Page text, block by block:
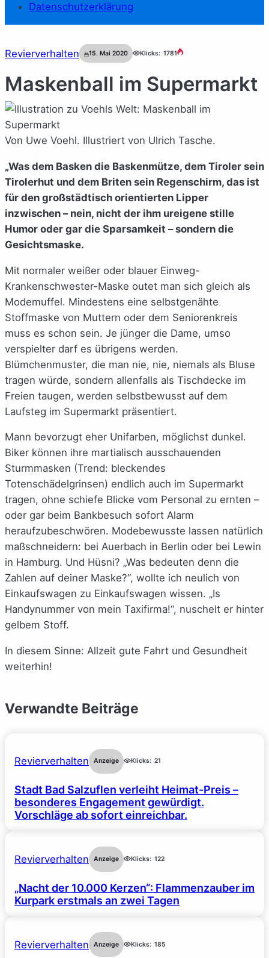
Datenschutzerklärung
Revierverhalten 15. Mai 2020 Klicks: 1781
Maskenball im Supermarkt
Von Uwe Voehl. Illustriert von Ulrich Tasche.
„Was dem Basken die Baskenmütze, dem Tiroler sein
Tirolerhut und dem Briten sein Regenschirm, das ist
für den großstädtisch orientierten Lipper
inzwischen – nein, nicht der ihm ureigene stille
Humor oder gar die Sparsamkeit – sondern die
Gesichtsmaske.
Mit normaler weißer oder blauer Einweg-
Krankenschwester-Maske outet man sich gleich als
Modemuffel. Mindestens eine selbstgenähte
Stoffmaske von Muttern oder dem Seniorenkreis
muss es schon sein. Je jünger die Dame, umso
verspielter darf es übrigens werden.
Blümchenmuster, die man nie, nie, niemals als Bluse
tragen würde, sondern allenfalls als Tischdecke im
Freien taugen, werden selbstbewusst auf dem
Laufsteg im Supermarkt präsentiert.
Mann bevorzugt eher Unifarben, möglichst dunkel.
Biker können ihre martialisch ausschauenden
Sturmmasken (Trend: bleckendes
Totenschädelgrinsen) endlich auch im Supermarkt
tragen, ohne schiefe Blicke vom Personal zu ernten –
oder gar beim Bankbesuch sofort Alarm
heraufzubeschwören. Modebewusste lassen natürlich
maßschneidern: bei Auerbach in Berlin oder bei Lewin
in Hamburg. Und Hüsni? „Was bedeuten denn die
Zahlen auf deiner Maske?“, wollte ich neulich von
Einkaufswagen zu Einkaufswagen wissen. „Is
Handynummer von mein Taxifirma!“, nuschelt er hinter
gelbem Stoff.
In diesem Sinne: Allzeit gute Fahrt und Gesundheit
weiterhin!
Verwandte Beiträge
Revierverhalten Anzeige Klicks: 21
Stadt Bad Salzuflen verleiht Heimat-Preis –
besonderes Engagement gewürdigt.
Vorschläge ab sofort einreichbar.
Revierverhalten Anzeige Klicks: 122
„Nacht der 10.000 Kerzen“: Flammenzauber im
Kurpark erstmals an zwei Tagen
Revierverhalten Anzeige Klicks: 185